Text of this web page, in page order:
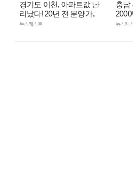
경기도 이천, 아파트값 난
리났다! 20년 전 분양가..
뉴스캐스트
충남
뉴스캐